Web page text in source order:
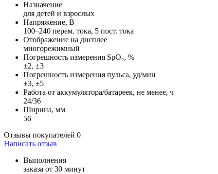
Назначение
для детей и взрослых
Напряжение, В
100–240 перем. тока, 5 пост. тока
Отображение на дисплее
многорежимный
Погрешность измерения SpO₂, %
±2, ±3
Погрешность измерения пульса, уд/мин
±3, ±5
Работа от аккумулятора/батареек, не менее, ч
24/36
Ширина, мм
56
Отзывы покупателей 0
Написать отзыв
Выполнения
заказа от 30 минут